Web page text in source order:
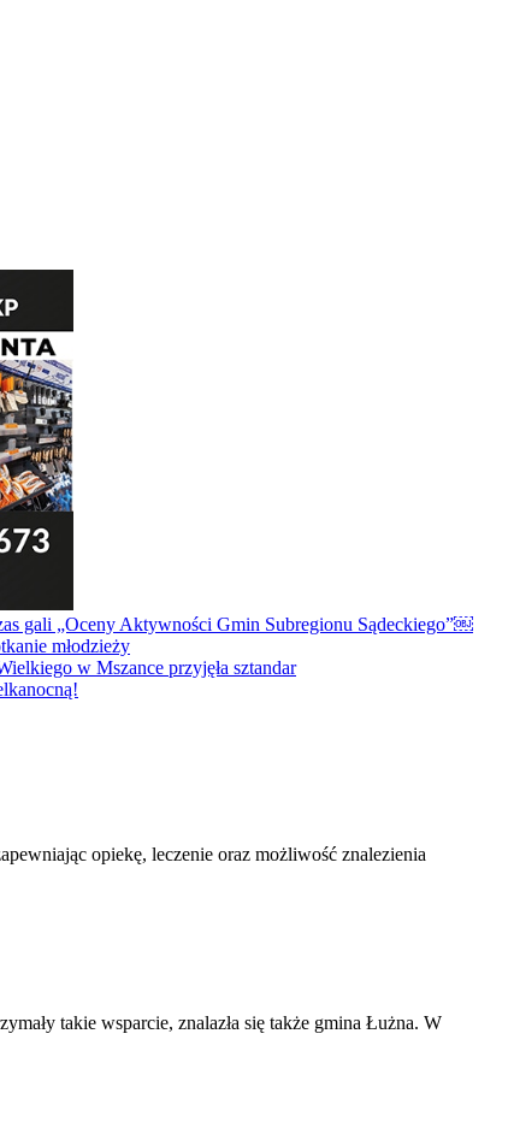
opiekę, leczenie oraz możliwość znalezienia
takie wsparcie, znalazła się także gmina Łużna. W